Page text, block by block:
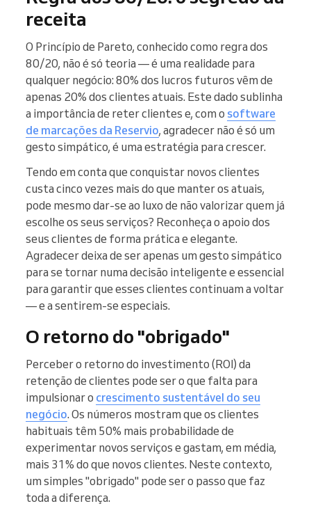
receita
O Princípio de Pareto, conhecido como regra dos
80/20, não é só teoria — é uma realidade para
qualquer negócio: 80% dos lucros futuros vêm de
apenas 20% dos clientes atuais. Este dado sublinha
a importância de reter clientes e, com o software
de marcações da Reservio, agradecer não é só um
gesto simpático, é uma estratégia para crescer.
Tendo em conta que conquistar novos clientes
custa cinco vezes mais do que manter os atuais,
pode mesmo dar-se ao luxo de não valorizar quem já
escolhe os seus serviços? Reconheça o apoio dos
seus clientes de forma prática e elegante.
Agradecer deixa de ser apenas um gesto simpático
para se tornar numa decisão inteligente e essencial
para garantir que esses clientes continuam a voltar
— e a sentirem-se especiais.
O retorno do "obrigado"
Perceber o retorno do investimento (ROI) da
retenção de clientes pode ser o que falta para
impulsionar o crescimento sustentável do seu
negócio. Os números mostram que os clientes
habituais têm 50% mais probabilidade de
experimentar novos serviços e gastam, em média,
mais 31% do que novos clientes. Neste contexto,
um simples "obrigado" pode ser o passo que faz
toda a diferença.